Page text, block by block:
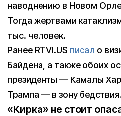
наводнению в Новом
Тогда жертвами
тыс. человек.
Ранее RTVI.US писал о
Байдена, а также обоих
президенты — Камалы
Трампа — в зону бедствия.
«Кирка» не стоит